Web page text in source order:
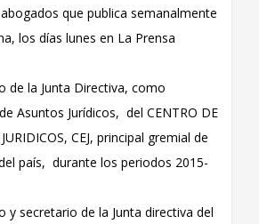
que publica semanalmente
los días lunes en La Prensa
de la Junta Directiva, como
Asuntos Jurídicos, del CENTRO DE
CEJ, principal gremial de
país, durante los periodos 2015-
y secretario de la Junta directiva del